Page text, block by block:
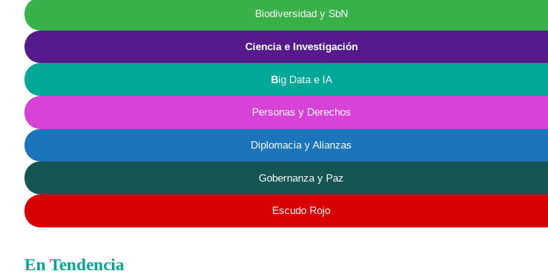
Biodiversidad y SbN
Ciencia e Investigación
Big Data e IA
Personas y Derechos
Diplomacia y Alianzas
Gobernanza y Paz
Escudo Rojo
En Tendencia